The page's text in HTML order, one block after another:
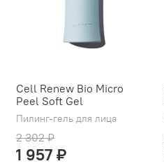
Cell Renew Bio Micro
Peel Soft Gel
Пилинг-гель для лица
2 302 ₽
1 957 ₽